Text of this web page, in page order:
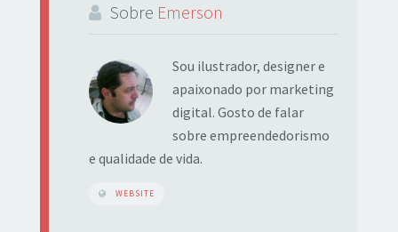
Sobre Emerson
Sou ilustrador, designer e
apaixonado por marketing
digital. Gosto de falar
sobre empreendedorismo
e qualidade de vida.
WEBSITE